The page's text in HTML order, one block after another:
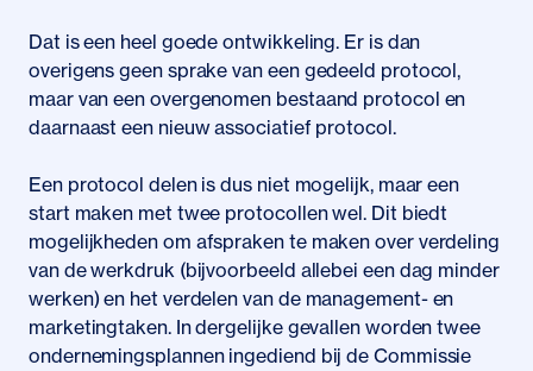
Dat is een heel goede ontwikkeling. Er is dan
overigens geen sprake van een gedeeld protocol,
maar van een overgenomen bestaand protocol en
daarnaast een nieuw associatief protocol.
Een protocol delen is dus niet mogelijk, maar een
start maken met twee protocollen wel. Dit biedt
mogelijkheden om afspraken te maken over verdeling
van de werkdruk (bijvoorbeeld allebei een dag minder
werken) en het verdelen van de management- en
marketingtaken. In dergelijke gevallen worden twee
ondernemingsplannen ingediend bij de Commissie